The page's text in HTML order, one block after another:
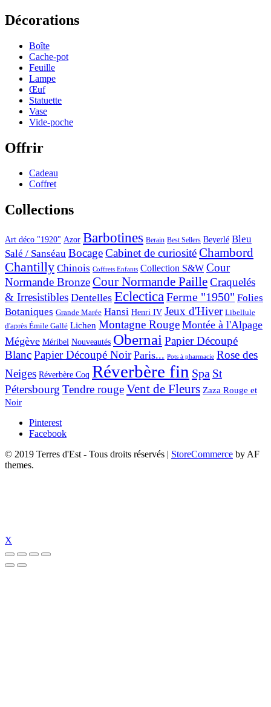
Décorations
Boîte
Cache-pot
Feuille
Lampe
Œuf
Statuette
Vase
Vide-poche
Offrir
Cadeau
Coffret
Collections
Art déco "1920" Azor Barbotines Berain Best Sellers Beyerlé Bleu
Salé / Sanséau BocageCabinet de curiositéChambord
Chantilly Chinois Coffrets Enfants Collection S&W Cour
Normande BronzeCour Normande PailleCraquelés
& Irresistibles Dentelles EclecticaFerme "1950" Folies
Botaniques Grande Marée Hansi Henri IV Jeux d'Hiver Libellule
d'après Émile Gallé Lichen Montagne Rouge Montée à l'Alpage
Mégève Méribel Nouveautés Obernai Papier Découpé
BlancPapier Découpé Noir Paris... Pots à pharmacie Rose des
Neiges Réverbère Coq Réverbère fin Spa St
Pétersbourg Tendre rougeVent de Fleurs Zaza Rouge et
Noir
Pinterest
Facebook
© 2019 Terres d'Est - Tous droits réservés | StoreCommerce by AF
themes.
X